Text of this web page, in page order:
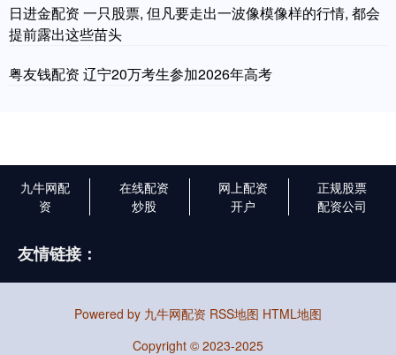
日进金配资 一只股票, 但凡要走出一波像模像样的行情, 都会
提前露出这些苗头
粤友钱配资 辽宁20万考生参加2026年高考
九牛网配
资
在线配资
炒股
网上配资
开户
正规股票
配资公司
友情链接：
Powered by 九牛网配资 RSS地图 HTML地图
Copyright © 2023-2025